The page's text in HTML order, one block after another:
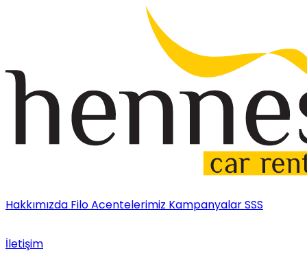
Hakkımızda FiloAcentelerimiz KampanyalarSSS
İletişim